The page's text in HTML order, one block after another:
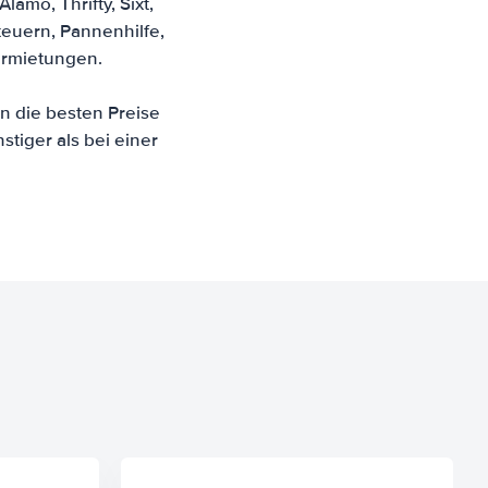
Pannenhilfe,
die besten Preise
als bei einer